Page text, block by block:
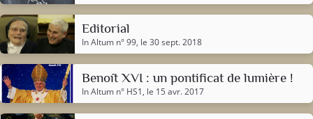
Editorial
In Altum n° 99, le 30 sept. 2018
Benoît XVI : un pontificat de lumière !
In Altum n° HS1, le 15 avr. 2017